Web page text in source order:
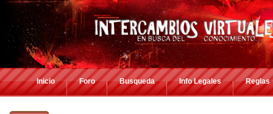
Inicio Foro Busqueda Info Legales Reglas